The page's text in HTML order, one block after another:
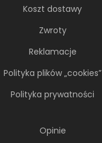
Koszt dostawy
Zwroty
Reklamacje
Polityka plików „cookies”
Polityka prywatności
Opinie